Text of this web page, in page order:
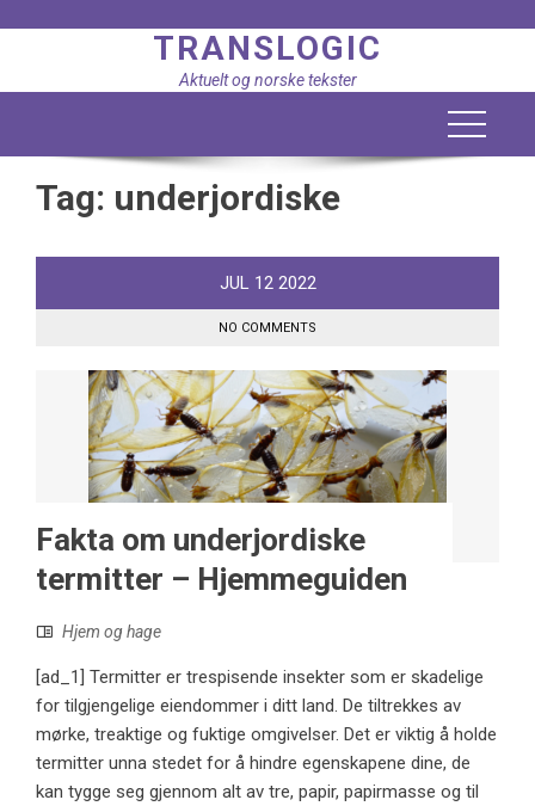
TRANSLOGIC
Aktuelt og norske tekster
Tag: underjordiske
JUL 12 2022
NO COMMENTS
Fakta om underjordiske
termitter – Hjemmeguiden
Hjem og hage
[ad_1] Termitter er trespisende insekter som er skadelige
for tilgjengelige eiendommer i ditt land. De tiltrekkes av
mørke, treaktige og fuktige omgivelser. Det er viktig å holde
termitter unna stedet for å hindre egenskapene dine, de
kan tygge seg gjennom alt av tre, papir, papirmasse og til